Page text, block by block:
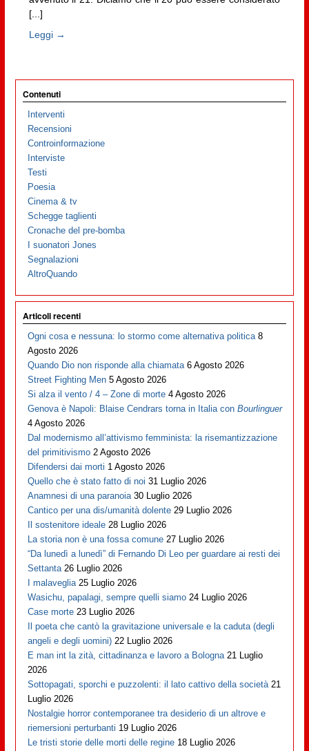
[...]
Leggi →
Contenuti
Interventi
Recensioni
Controinformazione
Interviste
Testi
Poesia
Cinema & tv
Schegge taglienti
Cronache del pre-bomba
I suonatori Jones
Segnalazioni
AltroQuando
Articoli recenti
Ogni cosa e nessuna: lo stormo come alternativa politica 8
Agosto 2026
Quando Dio non risponde alla chiamata 6 Agosto 2026
Street Fighting Men 5 Agosto 2026
Si alza il vento / 4 – Zone di morte 4 Agosto 2026
Genova è Napoli: Blaise Cendrars torna in Italia conBourlinguer
4 Agosto 2026
Dal modernismo all’attivismo femminista: la risemantizzazione
del primitivismo 2 Agosto 2026
Difendersi dai morti 1 Agosto 2026
Quello che è stato fatto di noi 31 Luglio 2026
Anamnesi di una paranoia 30 Luglio 2026
Cantico per una dis/umanità dolente 29 Luglio 2026
Il sostenitore ideale 28 Luglio 2026
La storia non è una fossa comune 27 Luglio 2026
“Da lunedì a lunedì” di Fernando Di Leo per guardare ai resti dei
Settanta 26 Luglio 2026
I malaveglia 25 Luglio 2026
Wasichu, papalagi, sempre quelli siamo 24 Luglio 2026
Case morte 23 Luglio 2026
Il poeta che cantò la gravitazione universale e la caduta (degli
angeli e degli uomini) 22 Luglio 2026
E man int la zità, cittadinanza e lavoro a Bologna 21 Luglio
2026
Sottopagati, sporchi e puzzolenti: il lato cattivo della società 21
Luglio 2026
Nostalgie horror contemporanee tra desiderio di un altrove e
riemersioni perturbanti 19 Luglio 2026
Le tristi storie delle morti delle regine 18 Luglio 2026